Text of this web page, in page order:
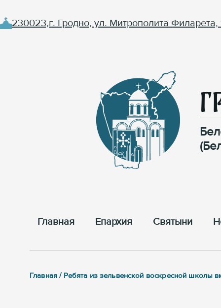
230023,г. Гродно, ул. Митрополита Филарета,
Главная Епархия Cвятыни
Главная / Ребята из зельвенской воскресной школы